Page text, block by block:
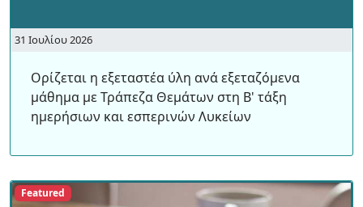
31 Ιουλίου 2026
Ορίζεται η εξεταστέα ύλη ανά εξεταζόμενα
μάθημα με Τράπεζα Θεμάτων στη Β' τάξη
ημερήσιων και εσπερινών Λυκείων
Featured